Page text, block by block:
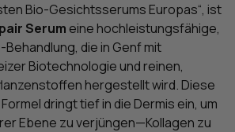
Bio-Gesichtsserums Europas“, ist
Serum eine hochleistungsfähige,
Behandlung, die in Genf mit
Biotechnologie und reinen,
hergestellt wird. Diese
dringt tief in die Dermis ein, um
Ebene zu verjüngen—Kollagen zu